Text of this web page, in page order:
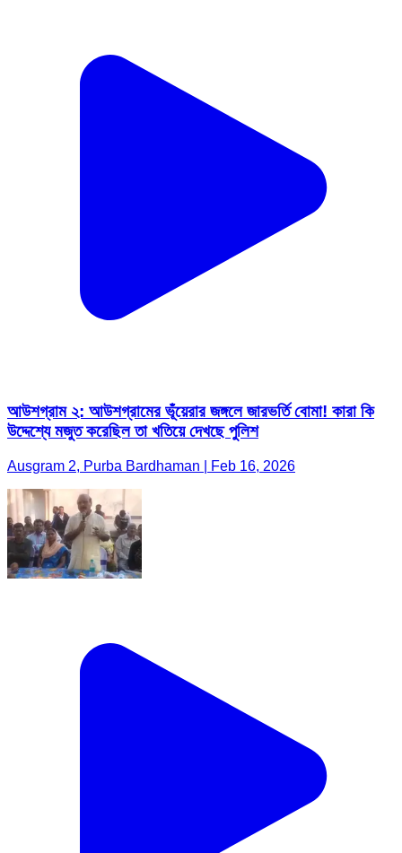
আউশগ্রাম ২: আউশগ্রামের ভূঁয়েরার জঙ্গলে জারভর্তি বোমা! কারা কি
উদ্দেশ্যে মজুত করেছিল তা খতিয়ে দেখছে পুলিশ
Ausgram 2, Purba Bardhaman | Feb 16, 2026